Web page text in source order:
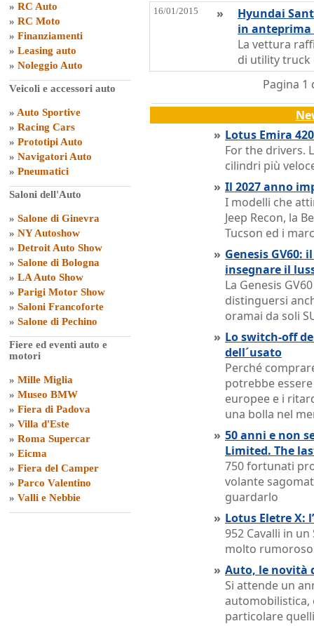
» RC Auto
» RC Moto
» Finanziamenti
» Leasing auto
» Noleggio Auto
Veicoli e accessori auto
» Auto Sportive
» Racing Cars
» Prototipi Auto
» Navigatori Auto
» Pneumatici
Saloni dell'Auto
» Salone di Ginevra
» NY Autoshow
» Detroit Auto Show
» Salone di Bologna
» LA Auto Show
» Parigi Motor Show
» Saloni Francoforte
» Salone di Pechino
Fiere ed eventi auto e
motori
» Mille Miglia
» Museo BMW
» Fiera di Padova
» Villa d'Este
» Roma Supercar
» Eicma
» Fiera del Camper
» Parco Valentino
» Valli e Nebbie
16/01/2015 »
Hyundai
in
La vettura
di utility truck
Pagina
» Lotus Emira
For the drivers.
cilindri più
» Il 2027 anno
I modelli che
Jeep Recon, la
Tucson ed i
» Genesis GV60:
insegnare il
La Genesis
distinguersi
oramai da soli
» Lo switch-off
dell´usato
Perché
potrebbe
europee e i
una bolla nel
» 50 anni e non
Limited. The
750 fortunati
volante
guardarlo
» Lotus Eletre X:
952 Cavalli in un
molto rumoroso
» Auto, le novità
Si attende un
particolare